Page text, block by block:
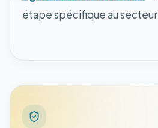
étape spécifique au secteur